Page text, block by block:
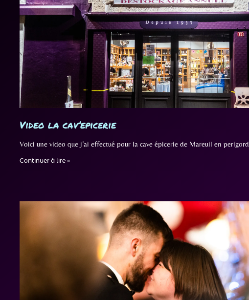
Video la cav’epicerie
Voici une video que j’ai effectué pour la cave épicerie de Mareuil en perigord
Continuer à lire »